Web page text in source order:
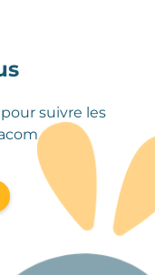
suivre les